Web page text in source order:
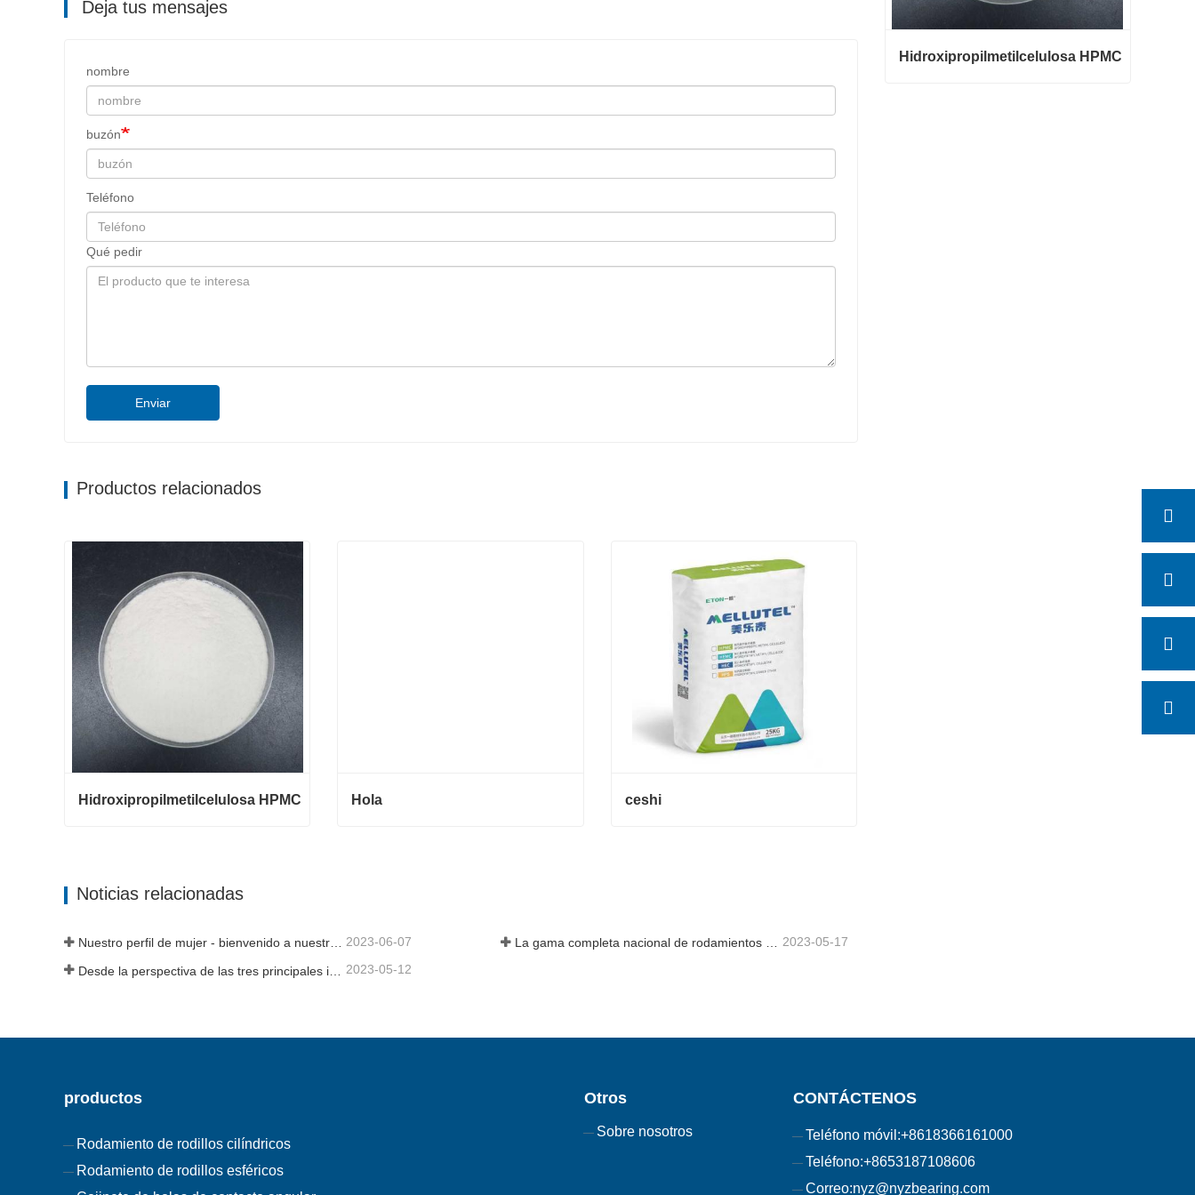
Deja tus mensajes
nombre
buzón
Teléfono
Qué pedir
Enviar
Productos relacionados
Hidroxipropilmetilcelulosa HPMC Hola ceshi
Noticias relacionadas
Nuestro perfil de mujer - bienvenido a nuestra historia 2023-06-07 La gama completa nacional de rodamientos de cajas de engranajes de energía eólica de 8 MW de Axis Technology salió con éxito de la línea de montaje 2023-05-17
2023-05-12
Hidroxipropilmetilcelulosa HPMC
productos
Rodamiento de rodillos cilíndricos
Rodamiento de rodillos esféricos
Otros
Sobre nosotros
CONTÁCTENOS
Teléfono móvil:+8618366161000
Teléfono:+8653187108606
Correo:nyz@nyzbearing.com